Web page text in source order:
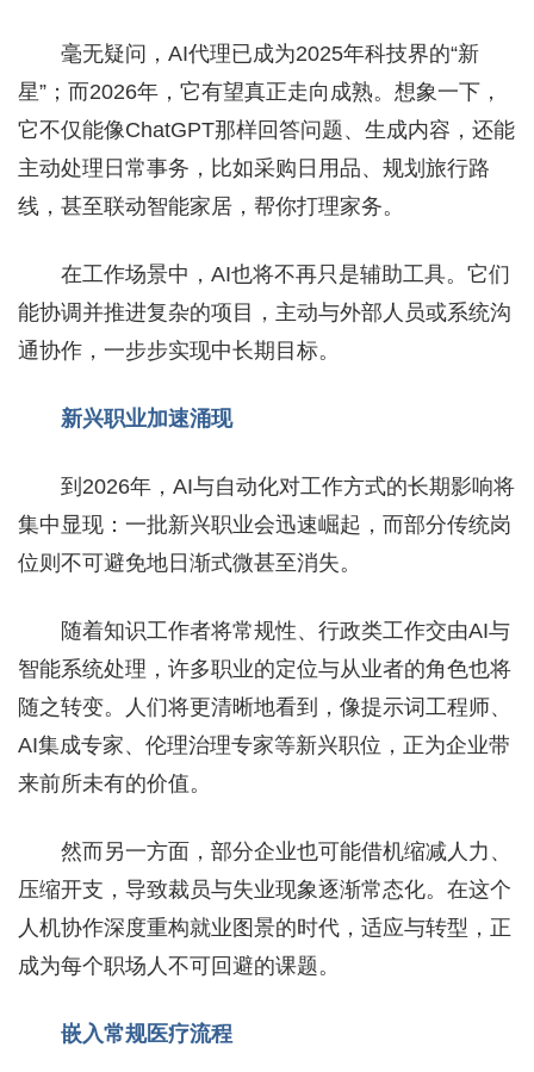
毫无疑问，AI代理已成为2025年科技界的“新
星”；而2026年，它有望真正走向成熟。想象一下，
它不仅能像ChatGPT那样回答问题、生成内容，还能
主动处理日常事务，比如采购日用品、规划旅行路
线，甚至联动智能家居，帮你打理家务。
在工作场景中，AI也将不再只是辅助工具。它们
能协调并推进复杂的项目，主动与外部人员或系统沟
通协作，一步步实现中长期目标。
新兴职业加速涌现
到2026年，AI与自动化对工作方式的长期影响将
集中显现：一批新兴职业会迅速崛起，而部分传统岗
位则不可避免地日渐式微甚至消失。
随着知识工作者将常规性、行政类工作交由AI与
智能系统处理，许多职业的定位与从业者的角色也将
随之转变。人们将更清晰地看到，像提示词工程师、
AI集成专家、伦理治理专家等新兴职位，正为企业带
来前所未有的价值。
然而另一方面，部分企业也可能借机缩减人力、
压缩开支，导致裁员与失业现象逐渐常态化。在这个
人机协作深度重构就业图景的时代，适应与转型，正
成为每个职场人不可回避的课题。
嵌入常规医疗流程